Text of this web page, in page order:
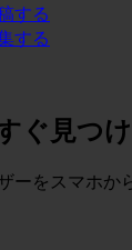
数:0概略
する
する
ぐ見つ
ーをスマホか